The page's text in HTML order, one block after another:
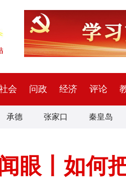
会 问政 经济 评论
承德 张家口 秦皇岛
眼丨如何